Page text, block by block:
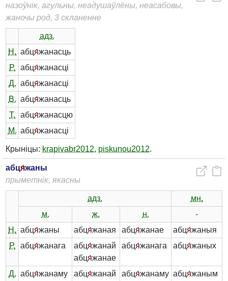
назоўнік, агульны, неадушаўлёны, неасабовы,
жаночы род, 3 скланенне
адз.
Н. абця́жанасць
Р.
абця́жанасці
Д. абця́жанасці
В. абця́жанасць
Т.
абця́жанасцю
М. абця́жанасці
Крыніцы: krapivabr2012, piskunou2012.
абця́жаны
прыметнік, якасны
адз.
мн.
м.
ж. н.
-
Н. абця́жаны абця́жаная абця́жанае абця́жаныя
Р.
абця́жанага абця́жанай
абця́жанае
абця́жанага абця́жаных
Д. абця́жанаму абця́жанай абця́жанаму абця́жаным